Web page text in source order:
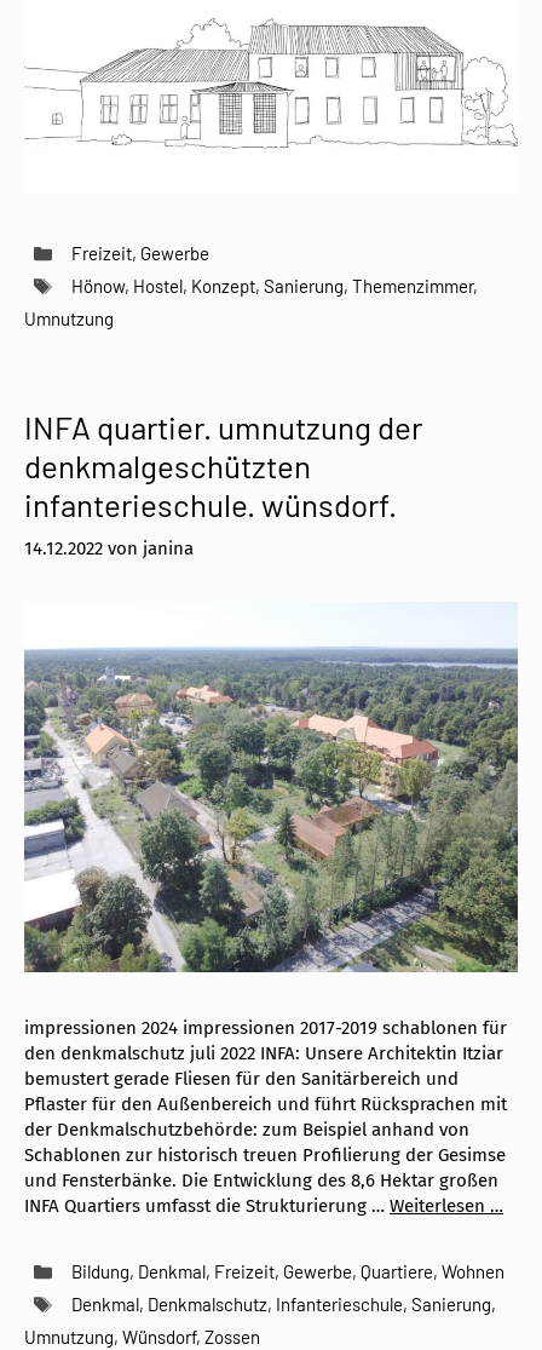
Kategorien
Freizeit, Gewerbe
Schlagwörter
Hönow, Hostel, Konzept, Sanierung, Themenzimmer,
Umnutzung
INFA quartier. umnutzung der
denkmalgeschützten
infanterieschule. wünsdorf.
14.12.2022 von janina
impressionen 2024 impressionen 2017-2019 schablonen für
den denkmalschutz juli 2022 INFA: Unsere Architektin Itziar
bemustert gerade Fliesen für den Sanitärbereich und
Pflaster für den Außenbereich und führt Rücksprachen mit
der Denkmalschutzbehörde: zum Beispiel anhand von
Schablonen zur historisch treuen Profilierung der Gesimse
und Fensterbänke. Die Entwicklung des 8,6 Hektar großen
INFA Quartiers umfasst die Strukturierung … Weiterlesen …
Kategorien
Bildung, Denkmal, Freizeit, Gewerbe, Quartiere, Wohnen
Schlagwörter
Denkmal, Denkmalschutz, Infanterieschule, Sanierung,
Umnutzung, Wünsdorf, Zossen